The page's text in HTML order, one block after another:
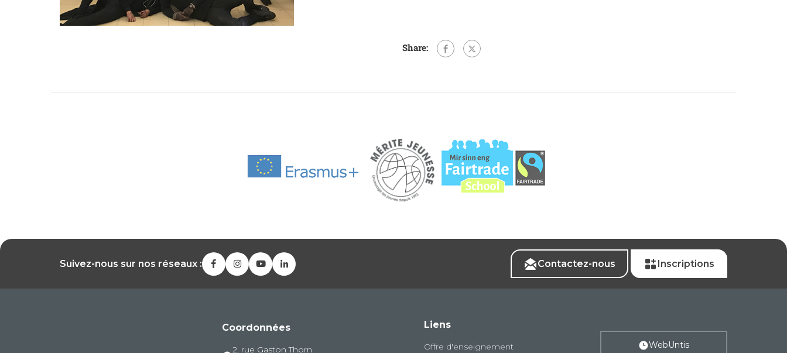
Share:
Suivez-nous sur nos réseaux : Contactez-nous Inscriptions
Coordonnées
2, rue Gaston Thorn
Liens
Offre d'enseignement WebUntis